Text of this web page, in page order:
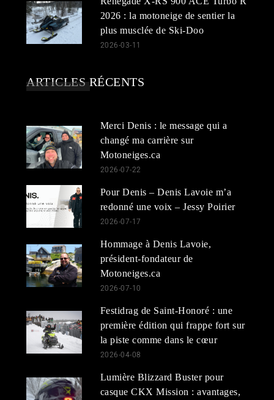
2026 : la motoneige de sentier la
plus musclée de Ski-Doo
2026-03-11
ARTICLES RÉCENTS
Merci Denis : le message qui a
changé ma carrière sur
Motoneiges.ca
2026-07-22
Pour Denis – Denis Lavoie m’a
redonné une voix – Jessy Poirier
2026-07-17
Hommage à Denis Lavoie,
président-fondateur de
Motoneiges.ca
2026-07-10
Festidrag de Saint-Honoré : une
première édition qui frappe fort sur
la piste comme dans le cœur
2026-04-08
Lumière Blizzard Buster pour
casque CKX Mission : avantages,